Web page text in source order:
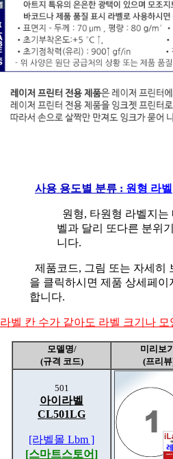
사용 용도별 분류 : 원형 라벨
원형, 타원형 라벨지는
벨과 달리 또다른 분위
니다.
제품코드, 그림 또는 자세히
을 클릭하시면 제품 상세페이
합니다.
라벨 칸 수가 같아도 라벨 크기나
모델명/
(규격 코드)
미리보
(프리
501
아이라벨
CL501LG
[라벨몰 Lbm ]
[스마트스토어]